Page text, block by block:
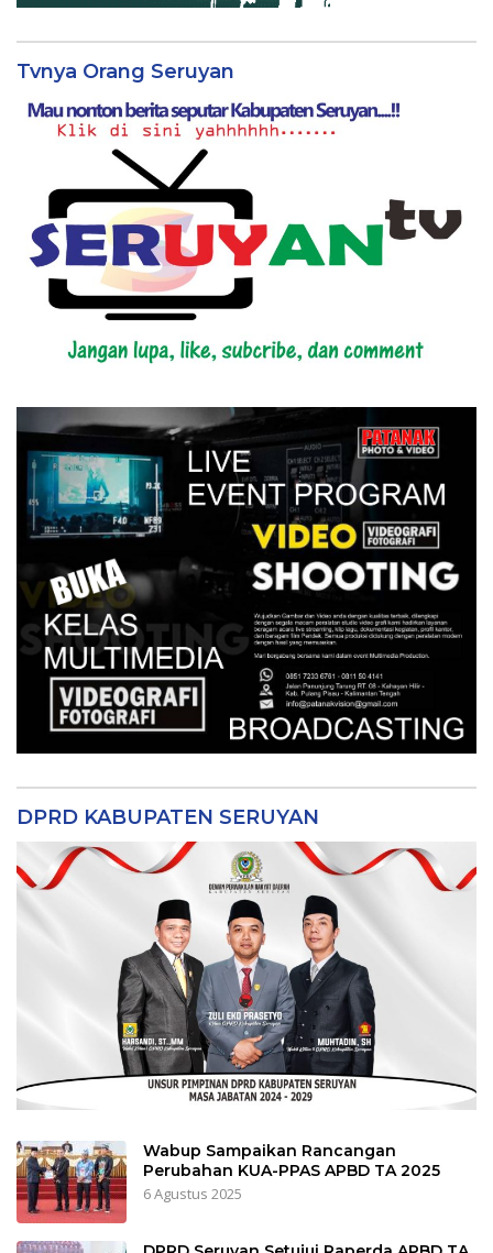
Tvnya Orang Seruyan
DPRD KABUPATEN SERUYAN
Wabup Sampaikan Rancangan
Perubahan KUA-PPAS APBD TA 2025
6 Agustus 2025